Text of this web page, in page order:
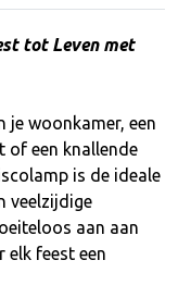
tot Leven met
je woonkamer, een
of een knallende
is de ideale
veelzijdige
aan aan
elk feest een